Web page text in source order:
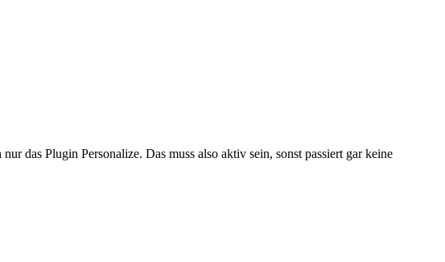
das Plugin Personalize. Das muss also aktiv sein, sonst passiert gar keine